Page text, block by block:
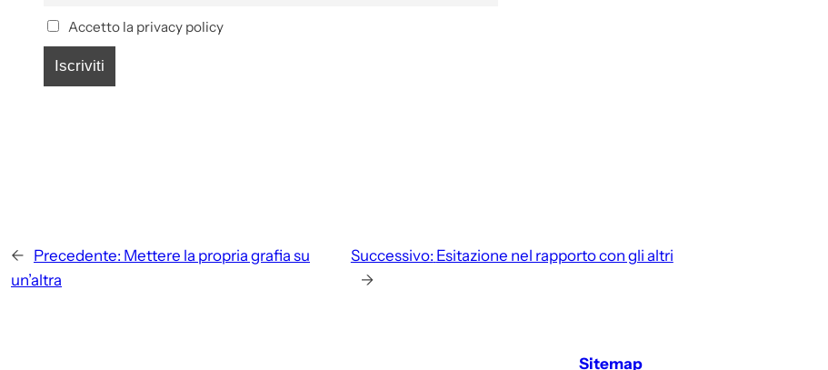
Accetto la privacy policy
← Precedente: Mettere la propria grafia su
un’altra
Successivo: Esitazione nel rapporto con gli altri
→
Sitemap